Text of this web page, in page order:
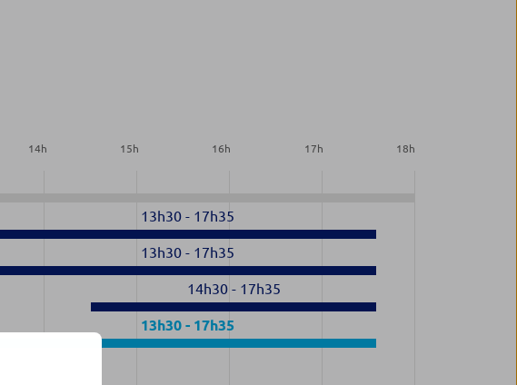
14h 15h 16h 17h 18h
13h30- 17h35
13h30- 17h35
14h30- 17h35
13h30- 17h35